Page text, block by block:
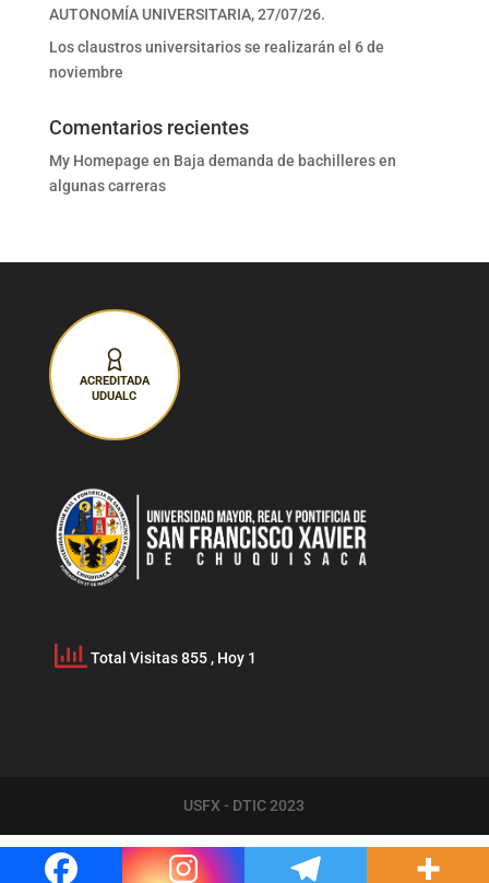
AUTONOMÍA UNIVERSITARIA, 27/07/26.
Los claustros universitarios se realizarán el 6 de
noviembre
Comentarios recientes
My Homepage en Baja demanda de bachilleres en
algunas carreras
ACREDITADA
UDUALC
Total Visitas 855 , Hoy 1
USFX - DTIC 2023